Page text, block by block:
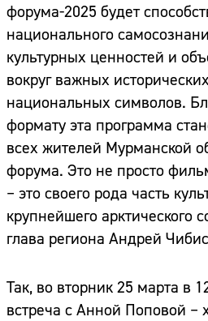
форума-2025 будет
национального
культурных ценностей и
вокруг важных
национальных символов.
формату эта программа
всех жителей Мурманской
форума. Это не просто
– это своего рода часть
крупнейшего арктического
глава региона Андрей
Так, во вторник 25 марта в
встреча с Анной Поповой –